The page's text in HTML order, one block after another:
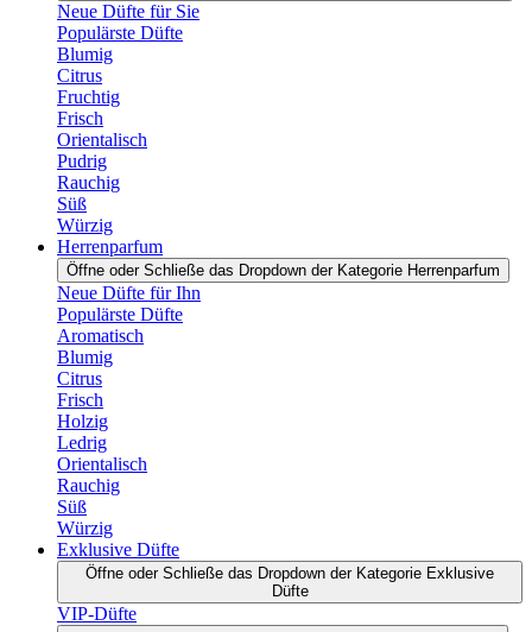
Neue Düfte für Sie
Populärste Düfte
Blumig
Citrus
Fruchtig
Frisch
Orientalisch
Pudrig
Rauchig
Süß
Würzig
Herrenparfum
Öffne oder Schließe das Dropdown der Kategorie Herrenparfum
Neue Düfte für Ihn
Populärste Düfte
Aromatisch
Blumig
Citrus
Frisch
Holzig
Ledrig
Orientalisch
Rauchig
Süß
Würzig
Exklusive Düfte
Öffne oder Schließe das Dropdown der Kategorie Exklusive
Düfte
VIP-Düfte